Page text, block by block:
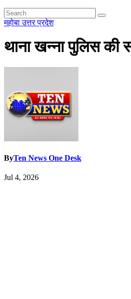
महोबाउत्तर प्रदेश
थाना खन्ना पुलिस की
ByTen News One Desk
Jul 4, 2026